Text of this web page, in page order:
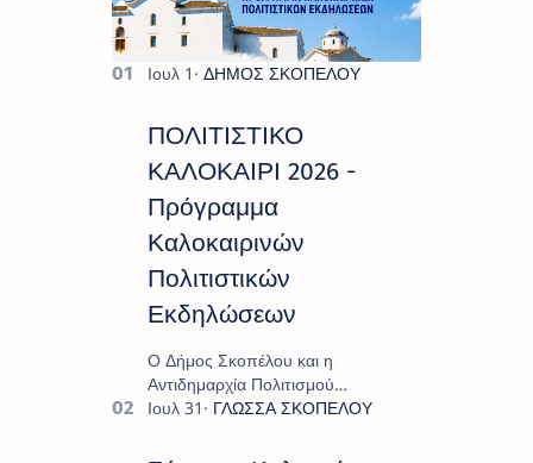
ΠΟΛΙΤΙΣΤΙΚΟ
ΚΑΛΟΚΑΙΡΙ 2026 -
Πρόγραμμα
Καλοκαιρινών
Πολιτιστικών
Εκδηλώσεων
Ο Δήμος Σκοπέλου και η
Αντιδημαρχία Πολιτισμού
παρουσιάζουν το πρόγραμμα «
πλούσιο και πολυσυλλεκτικό